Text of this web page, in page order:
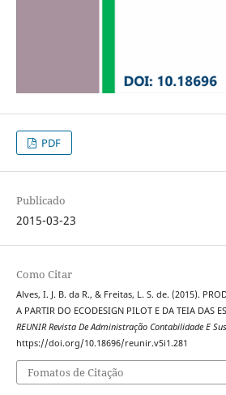
PDF
Publicado
2015-03-23
Como Citar
Alves, I. J. B. da R., & Freitas, L. S. de. (2015).
A PARTIR DO ECODESIGN PILOT E DA TEIA DAS
REUNIR Revista De Administração Contabilidade E
https://doi.org/10.18696/reunir.v5i1.281
Fomatos de Citação